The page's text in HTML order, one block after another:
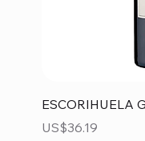
ESCORIHUELA
Precio
US$36.19